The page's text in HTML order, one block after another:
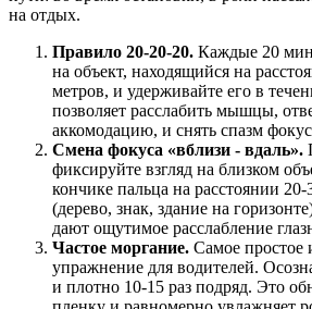
на отдых.
Правило 20-20-20. Каждые 20
на объект, находящийся на
метров, и удерживайте его в
позволяет расслабить мышцы,
аккомодацию, и снять спазм
Смена фокуса «вблизи - вдаль».
фиксируйте взгляд на близком
кончике пальца на расстоянии
(дерево, знак, здание на
дают ощутимое расслабление
Частое моргание. Самое простое
упражнение для водителей.
и плотно 10-15 раз подряд. Это